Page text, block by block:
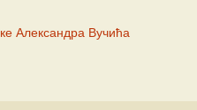
Александра Вучића